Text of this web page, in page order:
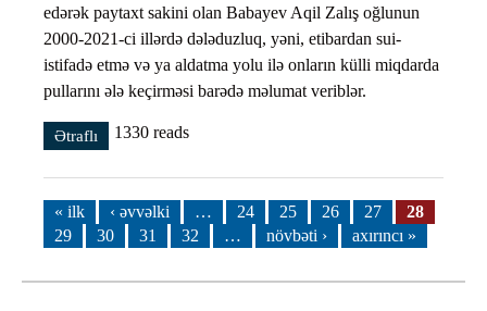
edərək paytaxt sakini olan Babayev Aqil Zalış oğlunun
2000-2021-ci illərdə dələduzluq, yəni, etibardan sui-
istifadə etmə və ya aldatma yolu ilə onların külli miqdarda
pullarını ələ keçirməsi barədə məlumat veriblər.
Ətraflı Özünü İmam Mehdi kimi təqdim edərək vətəndaşlara
1330 reads
Səhifələr
« ilk ‹ əvvəlki … 24 25 26 27
28
29
30 31 32 … növbəti › axırıncı »